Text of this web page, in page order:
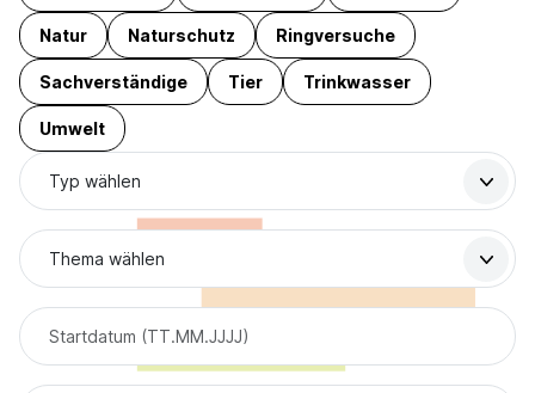
Natur Naturschutz Ringversuche
Sachverständige Tier Trinkwasser
Umwelt
Typ wählen
Thema wählen